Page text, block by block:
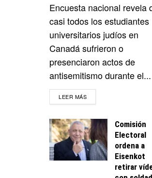
Encuesta nacional revela
casi todos los estudiantes
universitarios judíos en
Canadá sufrieron o
presenciaron actos de
antisemitismo durante el...
LEER MÁSDETAILS
Comisión
Electoral
ordena a
Eisenkot
retirar